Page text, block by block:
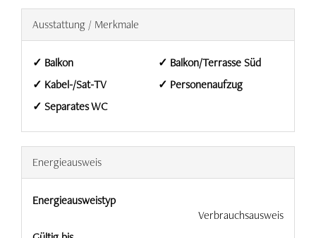
Ausstattung / Merkmale
✓ Balkon
✓ Balkon/Terrasse Süd
✓ Kabel-/Sat-TV
✓ Personenaufzug
✓ Separates WC
Energieausweis
Energieausweistyp
Verbrauchs­ausweis